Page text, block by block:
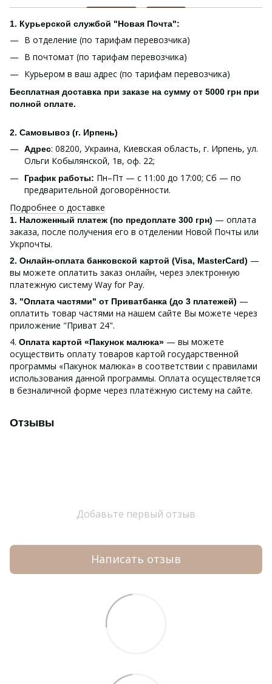
1. Курьерской службой "Новая Почта":
В отделение (по тарифам перевозчика)
В почтомат (по тарифам перевозчика)
Курьером в ваш адрес (по тарифам перевозчика)
Бесплатная доставка при заказе на сумму от 5000 грн при
полной оплате.
2. Самовывоз (г. Ирпень)
Адрес: 08200, Украина, Киевская область, г. Ирпень, ул.
Ольги Кобылянской, 1в, оф. 22;
График работы: Пн–Пт — с 11:00 до 17:00; Сб — по
предварительной договорённости.
Подробнее о доставке
1. Наложенный платеж (по предоплате 300 грн) — оплата
заказа, после получения его в отделении Новой Почты или
Укрпочты.
2. Онлайн-оплата банковской картой (Visa, MasterCard) —
вы можете оплатить заказ онлайн, через электронную
платежную систему Way for Pay.
3. "Оплата частями" от Приватбанка (до 3 платежей) —
оплатить товар частями на нашем сайте Вы можете через
приложение "Приват 24".
4. Оплата картой «Пакунок малюка» — вы можете
осуществить оплату товаров картой государственной
программы «Пакунок малюка» в соответствии с правилами
использования данной программы. Оплата осуществляется
в безналичной форме через платёжную систему на сайте.
Отзывы
Добавьте первый отзыв
Написать отзыв